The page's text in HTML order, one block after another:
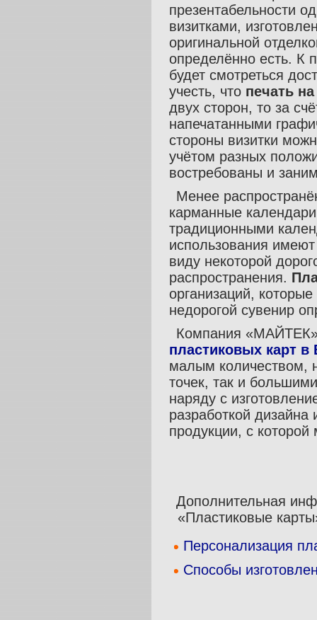
презентабельности
визитками,
оригинальной
определённо есть. К
будет смотреться
учесть, что печать
двух сторон, то за
напечатанными
стороны визитки
учётом разных
востребованы и
Менее
карманные
традиционными
использования
виду некоторой
распространения.
организаций,
недорогой сувенир
Компания
пластиковых карт в
малым количеством,
точек, так и
наряду с
разработкой
продукции, с
Дополнительная
«Пластиковые
Персонализация
Способы